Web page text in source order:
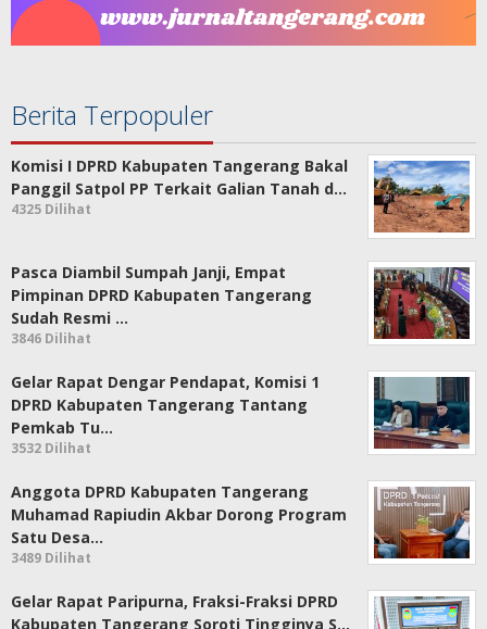
Berita Terpopuler
Komisi I DPRD Kabupaten Tangerang Bakal
Panggil Satpol PP Terkait Galian Tanah d…
4325 Dilihat
Pasca Diambil Sumpah Janji, Empat
Pimpinan DPRD Kabupaten Tangerang
Sudah Resmi …
3846 Dilihat
Gelar Rapat Dengar Pendapat, Komisi 1
DPRD Kabupaten Tangerang Tantang
Pemkab Tu…
3532 Dilihat
Anggota DPRD Kabupaten Tangerang
Muhamad Rapiudin Akbar Dorong Program
Satu Desa…
3489 Dilihat
Gelar Rapat Paripurna, Fraksi-Fraksi DPRD
Kabupaten Tangerang Soroti Tingginya S…